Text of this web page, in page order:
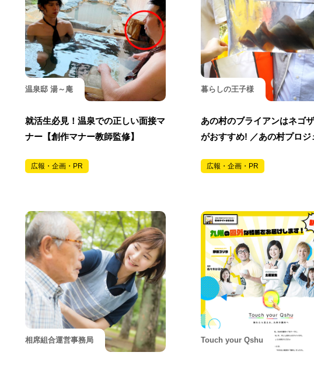
温泉邸 湯～庵
就活生必見！温泉での正しい面接マ
ナー【創作マナー教師監修】
広報・企画・PR
暮らしの王子様
あの村のブライアンはネゴ
がおすすめ! ／あの村プロジ
広報・企画・PR
相席組合運営事務局 Touch your Qshu